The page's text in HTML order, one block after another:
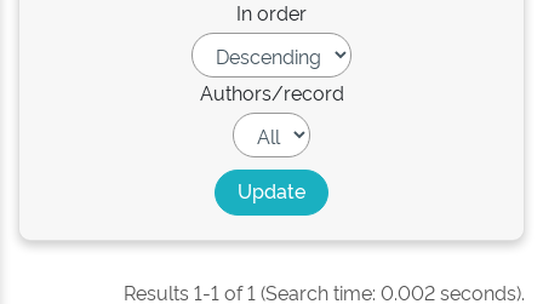
In order
Authors/record
Results 1-1 of 1 (Search time: 0.002 seconds).